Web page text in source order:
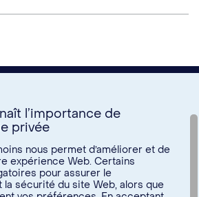
Nous joindre
tous les liens
l’importance de
privée
nous permet d’améliorer et de
expérience Web. Certains
pour assurer le
sécurité du site Web, alors que